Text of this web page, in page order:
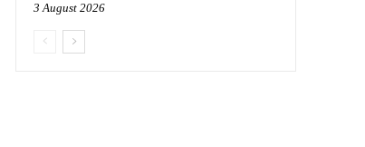
3 August 2026